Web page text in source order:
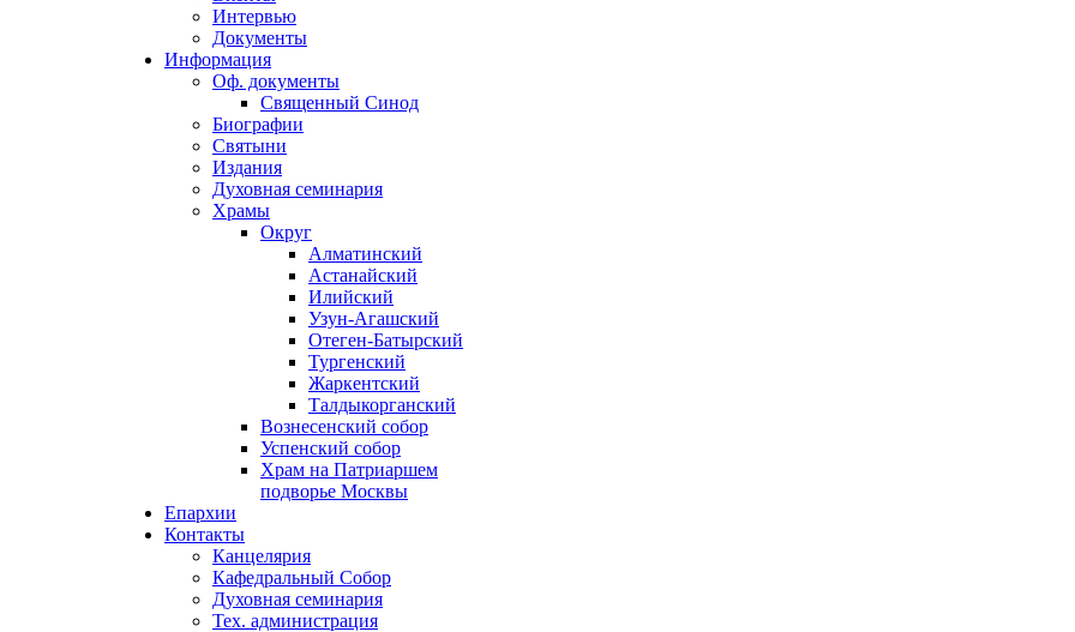
Интервью
Документы
Информация
Оф. документы
Священный Синод
Биографии
Святыни
Издания
Духовная семинария
Храмы
Округ
Алматинский
Астанайский
Илийский
Узун-Агашский
Отеген-Батырский
Тургенский
Жаркентский
Талдыкорганский
Вознесенский собор
Успенский собор
Храм на Патриаршем
подворье Москвы
Епархии
Контакты
Канцелярия
Кафедральный Собор
Духовная семинария
Тех. администрация